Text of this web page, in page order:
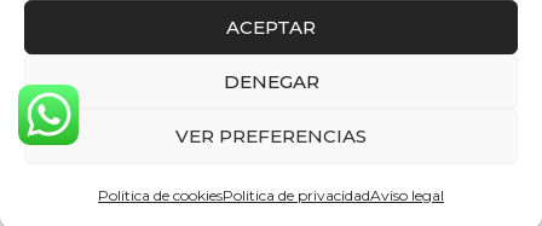
ACEPTAR
DENEGAR
VER PREFERENCIAS
Politica de cookiesPolitica de privacidadAviso legal
Politica de envio y devoluciones
Copyright © 2026 Atelier by Pepita Home |